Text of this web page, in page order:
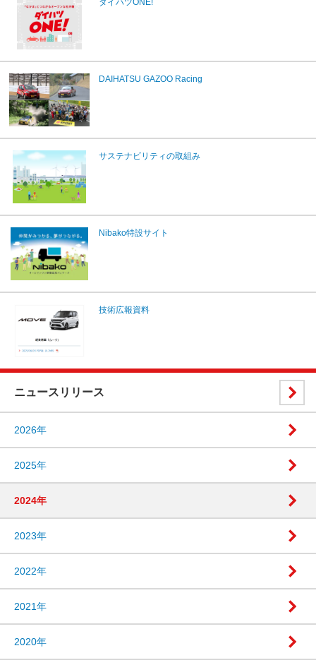
DAIHATSU GAZOO Racing
サステナビリティの取組み
Nibako特設サイト
技術広報資料
ニュースリリース
2026年
2025年
2024年
2023年
2022年
2021年
2020年